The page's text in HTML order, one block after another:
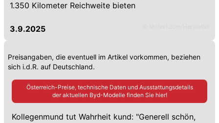
1.350 Kilometer Reichweite bieten
3.9.2025
Preisangaben, die eventuell im Artikel vorkommen, beziehen
sich i.d.R. auf Deutschland.
Österreich-Preise, technische Daten und Ausstattungsdetails
der aktuellen Byd-Modelle finden Sie hier!
Kollegenmund tut Wahrheit kund: "Generell schön,